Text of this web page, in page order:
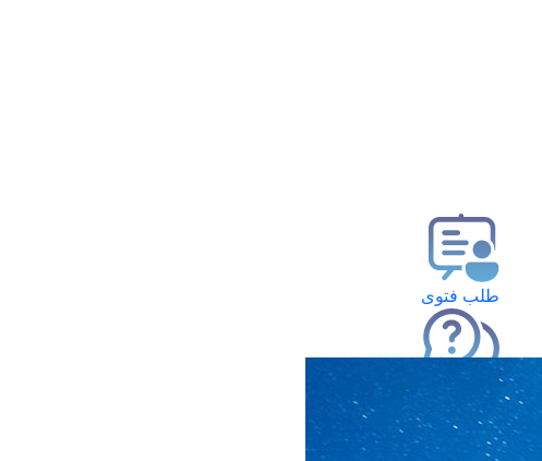
طلب فتوى
استعلام عن فتوى